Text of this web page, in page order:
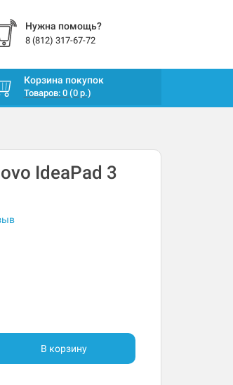
Нужна помощь?
8 (812) 317-67-72
Корзина покупок
Товаров: 0 (0 р.)
IdeaPad 3
В корзину